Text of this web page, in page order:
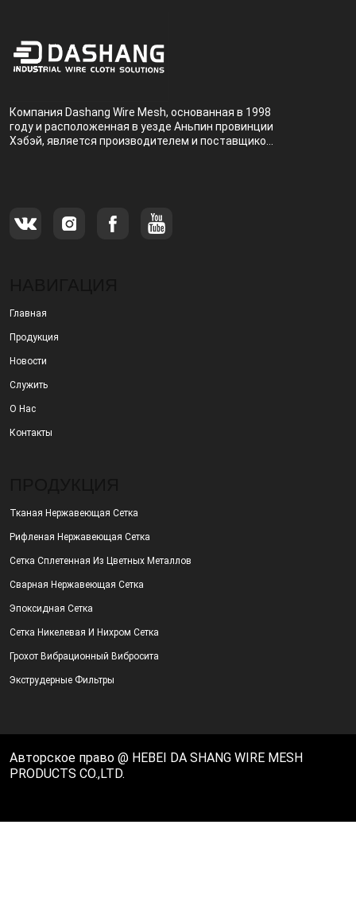
Компания Dashang Wire Mesh, основанная в 1998
году и расположенная в уезде Аньпин провинции
Хэбэй, является производителем и поставщиком,
Главная
Продукция
Новости
Служить
О Нас
Контакты
Тканая Нержавеющая Сетка
Рифленая Нержавеющая Сетка
Сетка Сплетенная Из Цветных Металлов
Сварная Нержавеющая Сетка
Эпоксидная Сетка
Сетка Никелевая И Нихром Сетка
Грохот Вибрационный Вибросита
Экструдерные Фильтры
Авторское право @ HEBEI DA SHANG WIRE MESH
PRODUCTS CO.,LTD.